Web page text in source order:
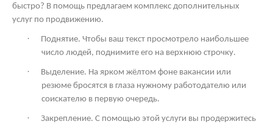
быстро? В помощь предлагаем комплекс дополнительных
услуг по продвижению.
·
Поднятие. Чтобы ваш текст просмотрело наибольшее
число людей, поднимите его на верхнюю строчку.
·
Выделение. На ярком жёлтом фоне вакансии или
резюме бросятся в глаза нужному работодателю или
соискателю в первую очередь.
·
Закрепление. С помощью этой услуги вы продержитесь